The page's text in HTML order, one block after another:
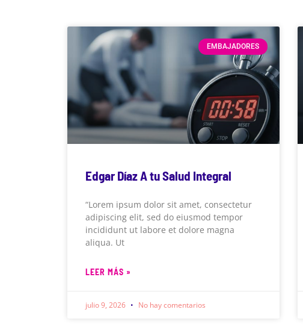
EMBAJADORES
Edgar Díaz A tu Salud Integral
“Lorem ipsum dolor sit amet, consectetur
adipiscing elit, sed do eiusmod tempor
incididunt ut labore et dolore magna
aliqua. Ut
LEER MÁS »
julio 9, 2026 No hay comentarios